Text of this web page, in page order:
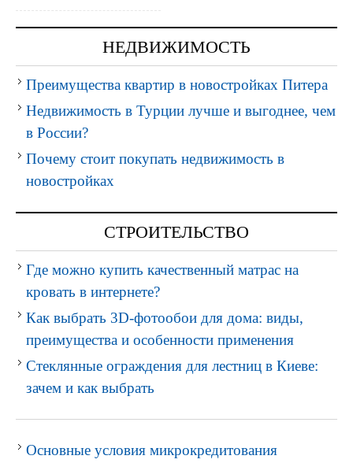
НЕДВИЖИМОСТЬ
Преимущества квартир в новостройках Питера
Недвижимость в Турции лучше и выгоднее, чем
в России?
Почему стоит покупать недвижимость в
новостройках
СТРОИТЕЛЬСТВО
Где можно купить качественный матрас на
кровать в интернете?
Как выбрать 3D-фотообои для дома: виды,
преимущества и особенности применения
Стеклянные ограждения для лестниц в Киеве:
зачем и как выбрать
Основные условия микрокредитования